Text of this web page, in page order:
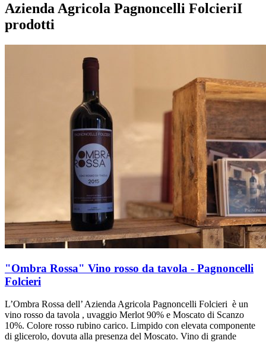
Azienda Agricola Pagnoncelli FolcieriI
prodotti
"Ombra Rossa" Vino rosso da tavola - Pagnoncelli
Folcieri
L’Ombra Rossa dell’ Azienda Agricola Pagnoncelli Folcieri è un
vino rosso da tavola , uvaggio Merlot 90% e Moscato di Scanzo
10%. Colore rosso rubino carico. Limpido con elevata componente
di glicerolo, dovuta alla presenza del Moscato. Vino di grande